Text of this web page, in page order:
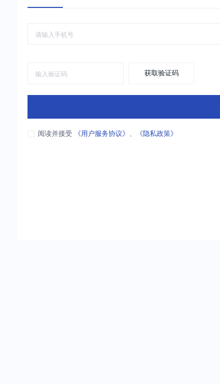
获取验证码
阅读并接受 《用户服务协议》 、 《隐私政策》